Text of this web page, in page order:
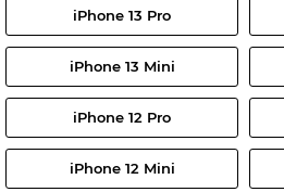
iPhone 13 Pro
iPhone 13 Mini
iPhone 12 Pro
iPhone 12 Mini